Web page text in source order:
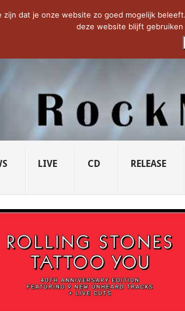
THE VICIOUS HEAD SOCIETY... PRIDE OF
LIVE CD RELEASE
zijn dat je onze website zo goed mogelijk
deze website blijft